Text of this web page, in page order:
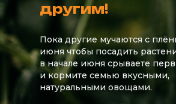
другим!
Пока другие мучаются с
июня чтобы посадить
в начале июня срываете
и кормите семью вкусными,
натуральными овощами.